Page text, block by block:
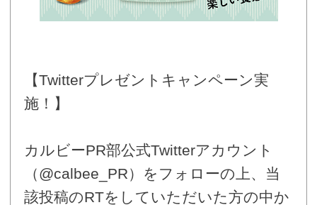
【Twitterプレゼントキャンペーン実
施！】
カルビーPR部公式Twitterアカウント
（@calbee_PR）をフォローの上、当
該投稿のRTをしていただいた方の中か